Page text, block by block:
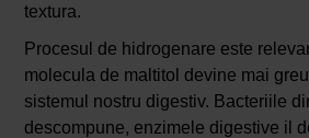
textura.
Procesul de hidrogenare este
molecula de maltitol devine mai
sistemul nostru digestiv. Bacteriile
descompune, enzimele digestive il